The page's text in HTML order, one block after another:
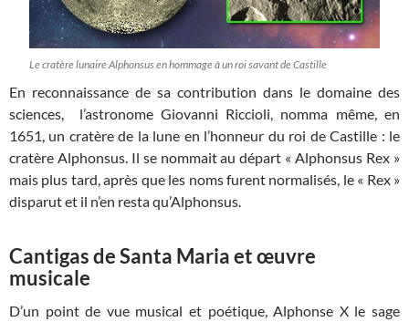
Le cratère lunaire Alphonsus en hommage à un roi savant de Castille
En reconnaissance de sa contribution dans le domaine des
sciences, l’astronome Giovanni Riccioli, nomma même, en
1651, un cratère de la lune en l’honneur du roi de Castille : le
cratère Alphonsus. Il se nommait au départ « Alphonsus Rex »
mais plus tard, après que les noms furent normalisés, le « Rex »
disparut et il n’en resta qu’Alphonsus.
Cantigas de Santa Maria et œuvre
musicale
D’un point de vue musical et poétique, Alphonse X le sage